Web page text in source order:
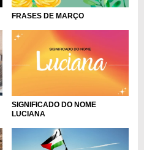
FRASES DE MARÇO
SIGNIFICADO DO NOME
LUCIANA